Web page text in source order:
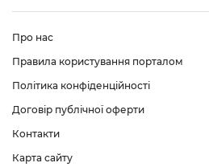
Про нас
Правила користування порталом
Політика конфіденційності
Договір публічної оферти
Контакти
Карта сайту